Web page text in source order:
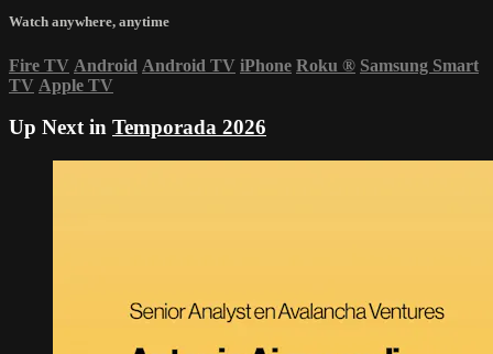
Watch anywhere, anytime
Fire TV Android Android TV iPhone Roku ® Samsung Smart
TV Apple TV
Up Next in Temporada 2026